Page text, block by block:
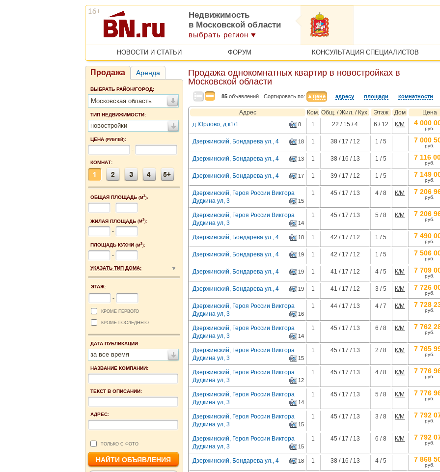
Недвижимость
в Московской области
выбрать регион
НОВОСТИ И СТАТЬИ ФОРУМ КОНСУЛЬТАЦИЯ СПЕЦИАЛИСТОВ
Продажа Аренда
ВЫБРАТЬ РАЙОН/ГОРОД:
Московская область
ТИП НЕДВИЖИМОСТИ:
новостройки
ЦЕНА (РУБЛЕЙ):
-
КОМНАТ:
ОБЩАЯ ПЛОЩАДЬ (М2):
-
ЖИЛАЯ ПЛОЩАДЬ (М2):
-
ПЛОЩАДЬ КУХНИ (М2):
-
УКАЗАТЬ ТИП ДОМА:
ЭТАЖ:
-
КРОМЕ ПЕРВОГО
КРОМЕ ПОСЛЕДНЕГО
ДАТА ПУБЛИКАЦИИ:
за все время
НАЗВАНИЕ КОМПАНИИ:
ТЕКСТ В ОПИСАНИИ:
АДРЕС:
ТОЛЬКО С ФОТО
Продажа однокомнатных квартир в новостройках в
Московской области
85 объявлений Сортировать по: цене адресу площади комнатности
Адрес Ком. Общ. / Жил. / Кух. Этаж Дом
Цена
д Юрлово, д.к1/1
8 1 22 / 15 / 4 6 / 12 К/М 4 000
руб.
Дзержинский, Бондарева ул., 4 18 1 38 / 17 / 12 1 / 5 7 000
руб.
Дзержинский, Бондарева ул., 4 13 1 38 / 16 / 13 1 / 5 7 116
руб.
Дзержинский, Бондарева ул., 4 17 1 39 / 17 / 12 1 / 5 7 149
руб.
Дзержинский, Героя России Виктора
Дудкина ул, 3
15
1 45 / 17 / 13 4 / 8 К/М 7 206
руб.
Дзержинский, Героя России Виктора
Дудкина ул, 3
14
1 45 / 17 / 13 5 / 8 К/М 7 206
руб.
Дзержинский, Бондарева ул., 4 18 1 42 / 17 / 12 1 / 5 7 490
руб.
Дзержинский, Бондарева ул., 4 19 1 42 / 17 / 12 1 / 5 7 506
руб.
Дзержинский, Бондарева ул., 4 19 1 41 / 17 / 12 4 / 5 К/М 7 709
руб.
Дзержинский, Бондарева ул., 4 19 1 41 / 17 / 12 3 / 5 К/М 7 726
руб.
Дзержинский, Героя России Виктора
Дудкина ул, 3
16
1 44 / 17 / 13 4 / 7 К/М 7 728
руб.
Дзержинский, Героя России Виктора
Дудкина ул, 3
14
1 45 / 17 / 13 6 / 8 К/М 7 762
руб.
Дзержинский, Героя России Виктора
Дудкина ул, 3
15
1 45 / 17 / 13 2 / 8 К/М 7 765
руб.
Дзержинский, Героя России Виктора
Дудкина ул, 3
12
1 45 / 17 / 13 4 / 8 К/М 7 776
руб.
Дзержинский, Героя России Виктора
Дудкина ул, 3
14
1 45 / 17 / 13 5 / 8 К/М 7 776
руб.
Дзержинский, Героя России Виктора
Дудкина ул, 3
15
1 45 / 17 / 13 3 / 8 К/М 7 792
руб.
Дзержинский, Героя России Виктора
Дудкина ул, 3
15
1 45 / 17 / 13 6 / 8 К/М 7 792
руб.
Дзержинский, Бондарева ул., 4 18 1 38 / 16 / 13 4 / 5 7 868
руб.